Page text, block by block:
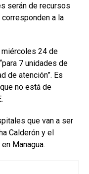
serán de recursos
a la
24 de
7 unidades de
de atención”. Es
no está de
que van a ser
Calderón y el
Managua.